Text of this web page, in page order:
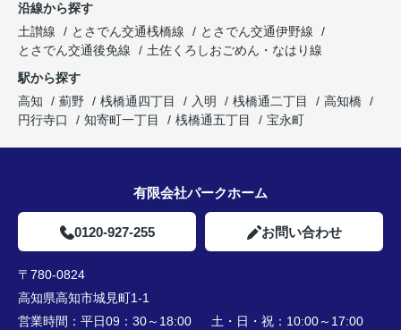
沿線から探す
土讃線
とさでん交通桟橋線
とさでん交通伊野線
とさでん交通後免線
土佐くろしおごめん・なはり線
駅から探す
高知
薊野 桟橋通四丁目 入明 桟橋通二丁目
高知橋
円行寺口
知寄町一丁目 桟橋通五丁目 宝永町
有限会社パークホーム
0120-927-255 お問い合わせ
〒780-0824
高知県高知市城見町1-1
営業時間： 平日09：30～18:00 土・日・祝：10:00～17:00